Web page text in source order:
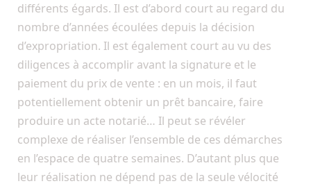
différents égards. Il est d’abord court au regard du
nombre d’années écoulées depuis la décision
d’expropriation. Il est également court au vu des
diligences à accomplir avant la signature et le
paiement du prix de vente : en un mois, il faut
potentiellement obtenir un prêt bancaire, faire
produire un acte notarié… Il peut se révéler
complexe de réaliser l’ensemble de ces démarches
en l’espace de quatre semaines. D’autant plus que
leur réalisation ne dépend pas de la seule vélocité